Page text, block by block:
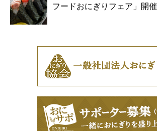
フードおにぎりフェア」開催